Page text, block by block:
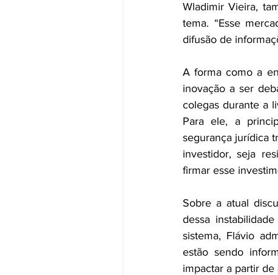
Wladimir Vieira,
tema. “Esse
difusão de
A forma como a
inovação a ser
colegas durante a
Para ele, a
segurança jurídica
investidor, seja
firmar esse
Sobre a atual
dessa
sistema, Flávio
estão sendo
impactar a partir